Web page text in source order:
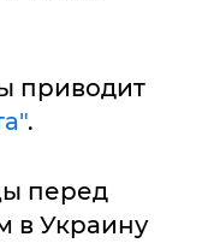
приводит
.
перед
в Украину